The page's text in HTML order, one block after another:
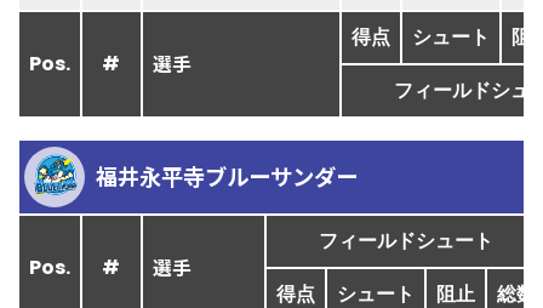
Pos. # 選手
得点 シュート 阻
フィールドシュ
福井永平寺ブルーサンダー
Pos. # 選手
フィールドシュート
得点 シュート 阻止 総数